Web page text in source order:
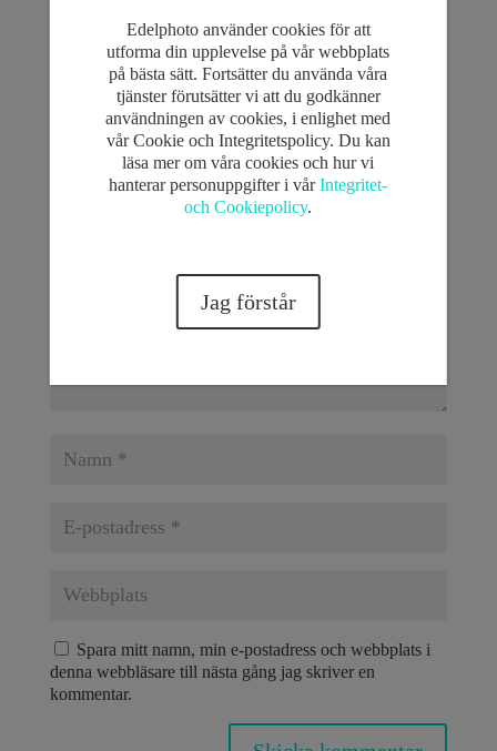
Skicka kommentar
Din e-postadress kommer inte publiceras. Obligatoriska
fält är märkta*
Spara mitt namn, min e-postadress och webbplats i
denna webbläsare till nästa gång jag skriver en
kommentar.
Edelphoto använder cookies för att
utforma din upplevelse på vår webbplats
på bästa sätt. Fortsätter du använda våra
tjänster förutsätter vi att du godkänner
användningen av cookies, i enlighet med
vår Cookie och Integritetspolicy. Du kan
läsa mer om våra cookies och hur vi
hanterar personuppgifter i vårIntegritet-
och Cookiepolicy.
Jag förstår